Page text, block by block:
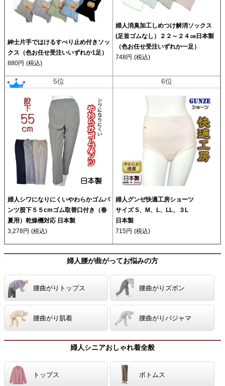
紳士片手ではけるすべり止め付きソッ
クス（色お任せ受注いいずれか1足）
880円 (税込)
婦人消臭加工しめつけ解消ソックス
(足首ゴムなし）２２～２４㎝日本製
（色お任せ受注いずれか一足）
748円 (税込)
5位
婦人シワになりにくいやわらかゴムパ
ンツ股下５５cmゴム取替口付き（春
夏用）乾燥機対応 日本製
3,278円 (税込)
6位
婦人グンゼ快適工房ショーツ
サイズ S、M、L、LL、３L
日本製
715円 (税込)
婦人腰が曲がってお悩みの方
腰曲がりトップス 腰曲がりズボン
腰曲がり肌着 腰曲がりパジャマ
婦人シニアおしゃれ着全般
トップス ボトムス